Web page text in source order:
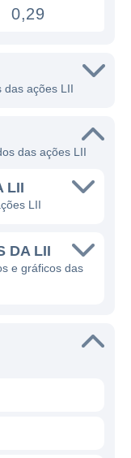
0,29
das ações LII
das ações LII
LII
LII
DA LII
e gráficos das